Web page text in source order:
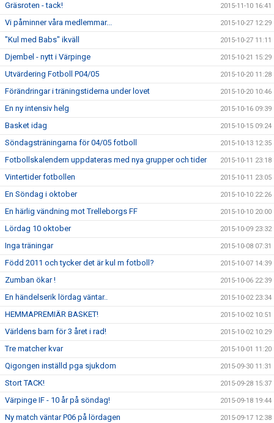
Gräsroten - tack! 2015-11-10 16:41
Vi påminner våra medlemmar... 2015-10-27 12:29
"Kul med Babs" ikväll 2015-10-27 11:11
Djembel - nytt i Värpinge 2015-10-21 15:29
Utvärdering Fotboll P04/05 2015-10-20 11:28
Förändringar i träningstiderna under lovet 2015-10-20 10:46
En ny intensiv helg 2015-10-16 09:39
Basket idag 2015-10-15 09:24
Söndagsträningarna för 04/05 fotboll 2015-10-13 12:35
Fotbollskalendern uppdateras med nya grupper och tider 2015-10-11 23:18
Vintertider fotbollen 2015-10-11 23:05
En Söndag i oktober 2015-10-10 22:26
En härlig vändning mot Trelleborgs FF 2015-10-10 20:00
Lördag 10 oktober 2015-10-09 23:32
Inga träningar 2015-10-08 07:31
Född 2011 och tycker det är kul m fotboll? 2015-10-07 14:39
Zumban ökar ! 2015-10-06 22:39
En händelserik lördag väntar.. 2015-10-02 23:34
HEMMAPREMIÄR BASKET! 2015-10-02 10:51
Världens barn för 3 året i rad! 2015-10-02 10:29
Tre matcher kvar 2015-10-01 11:20
Qigongen inställd pga sjukdom 2015-09-30 11:31
Stort TACK! 2015-09-28 15:37
Värpinge IF - 10 år på söndag! 2015-09-18 19:44
Ny match väntar P06 på lördagen 2015-09-17 12:38